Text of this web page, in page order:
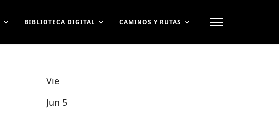
BIBLIOTECA DIGITAL CAMINOS Y RUTAS
Vie
Jun 5